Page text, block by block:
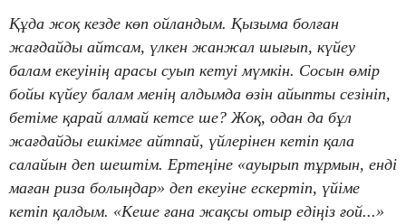
Құда жоқ кезде көп ойландым. Қызыма болған
жағдайды айтсам, үлкен жанжал шығып, күйеу
балам екеуінің арасы суып кетуі мүмкін. Сосын өмір
бойы күйеу балам менің алдымда өзін айыпты сезініп,
бетіме қарай алмай кетсе ше? Жоқ, одан да бұл
жағдайды ешкімге айтпай, үйлерінен кетіп қала
салайын деп шештім. Ертеңіне «ауырып тұрмын, енді
маған риза болыңдар» деп екеуіне ескертіп, үйіме
кетіп қалдым. «Кеше ғана жақсы отыр едіңіз ғой...»